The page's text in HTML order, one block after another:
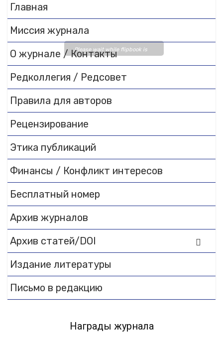
Please wait while flipbook is
FAQs and issues please refer
Главная
Миссия журнала
О журнале / Контакты
Редколлегия / Редсовет
Правила для авторов
Рецензирование
Этика публикаций
Финансы / Конфликт интересов
Бесплатный номер
Архив журналов
Архив статей/DOI
Издание литературы
Письмо в редакцию
Награды журнала